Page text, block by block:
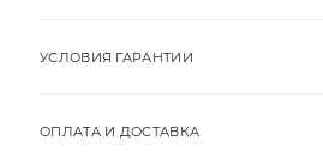
УСЛОВИЯ ГАРАНТИИ
ОПЛАТА И ДОСТАВКА